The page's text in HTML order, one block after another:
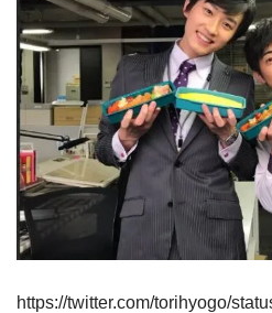
https://twitter.com/torihyogo/